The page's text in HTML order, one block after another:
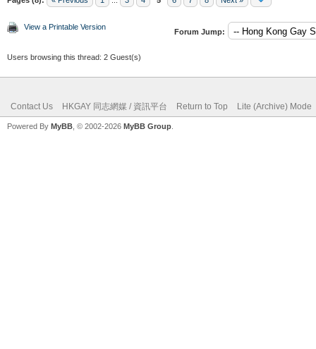
View a Printable Version
Forum Jump:
Users browsing this thread: 2 Guest(s)
Contact Us HKGAY 同志網媒 / 資訊平台 Return to Top Lite (Archive) Mode
Powered By MyBB , © 2002-2026 MyBB Group